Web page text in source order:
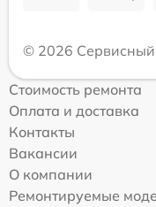
© 2026
Стоимость ремонта
Оплата и доставка
Контакты
Вакансии
О компании
Ремонтируемые